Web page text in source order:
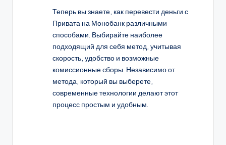
Теперь вы знаете, как перевести деньги с
Привата на Монобанк различными
способами. Выбирайте наиболее
подходящий для себя метод, учитывая
скорость, удобство и возможные
комиссионные сборы. Независимо от
метода, который вы выберете,
современные технологии делают этот
процесс простым и удобным.